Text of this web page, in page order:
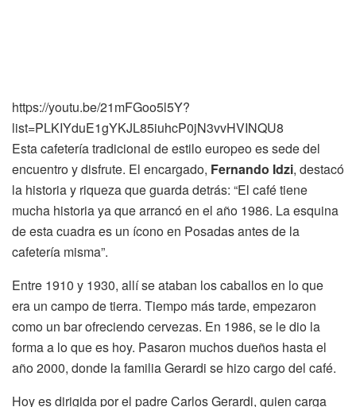
https://youtu.be/21mFGoo5l5Y?
list=PLKIYduE1gYKJL85iuhcP0jN3vvHVINQU8
Esta cafetería tradicional de estilo europeo es sede del
encuentro y disfrute. El encargado, Fernando Idzi, destacó
la historia y riqueza que guarda detrás: “El café tiene
mucha historia ya que arrancó en el año 1986. La esquina
de esta cuadra es un ícono en Posadas antes de la
cafetería misma”.
Entre 1910 y 1930, allí se ataban los caballos en lo que
era un campo de tierra. Tiempo más tarde, empezaron
como un bar ofreciendo cervezas. En 1986, se le dio la
forma a lo que es hoy. Pasaron muchos dueños hasta el
año 2000, donde la familia Gerardi se hizo cargo del café.
Hoy es dirigida por el padre Carlos Gerardi, quien carga